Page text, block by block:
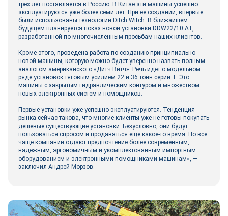
трех лет поставляется в Россию. В Китае эти машины успешно
эксплуатируются уже более семи лет. При её создании, впервые
были использованы технологии Ditch Witch. В ближайшем
будущем планируется показ новой установки DDW22/10 АТ,
разработанной по многочисленным просьбам наших клиентов.
Кроме этого, проведена работа по созданию принципиально
новой машины, которую можно будет уверенно назвать полным
аналогом американского «Дитч Витч». Речь идёт о модельном
ряде установок тяговым усилием 22 и 36 тонн серии Т. Это
машины с закрытым гидравлическим контуром и множеством
новых электронных систем и помощников.
Первые установки уже успешно эксплуатируются. Тенденция
рынка сейчас такова, что многие клиенты уже не готовы покупать
дешёвые существующие установки. Безусловно, они будут
пользоваться спросом и продаваться ещё какое‑то время. Но всё
чаще компании отдают предпочтение более современным,
надёжным, эргономичным и укомплектованным импортным
оборудованием и электронными помощниками машинам», —
заключил Андрей Морзов.